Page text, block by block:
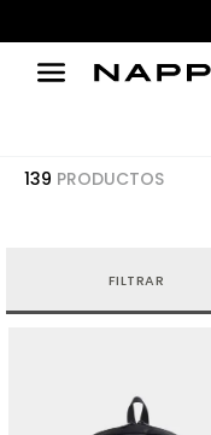
139 PRODUCTOS
FILTRAR